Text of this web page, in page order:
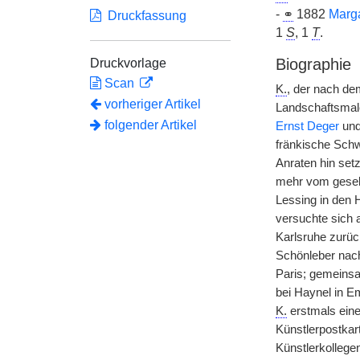
Druckfassung
Druckvorlage
Scan
vorheriger Artikel
folgender Artikel
- ⚭ 1882
1 S, 1 T.
Biographie
K., der nach
Ernst Deger
fränkische
Anraten hin
mehr vom
Lessing in den
versuchte sich
Karlsruhe
Schönleber
Paris;
bei Haynel in
K. erstmals